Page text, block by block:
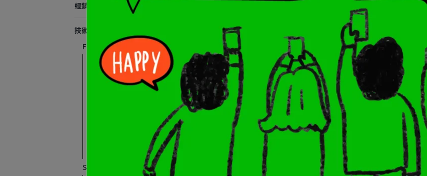
經銷商
技術支援
F1 Pro手冊及影片
F1 Pro教學影片
F1 Pro說明書下載
F1 Pro與手機配對及APP
F1 Pro/MAX及S2 Pro功能
S2 Pro手冊及影片